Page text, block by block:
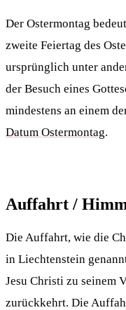
Der Ostermontag
zweite Feiertag des
ursprünglich unter
der Besuch eines
mindestens an einem
Datum Ostermontag.
Auffahrt /
Die Auffahrt, wie die
in Liechtenstein
Jesu Christi zu seinem
zurückkehrt. Die